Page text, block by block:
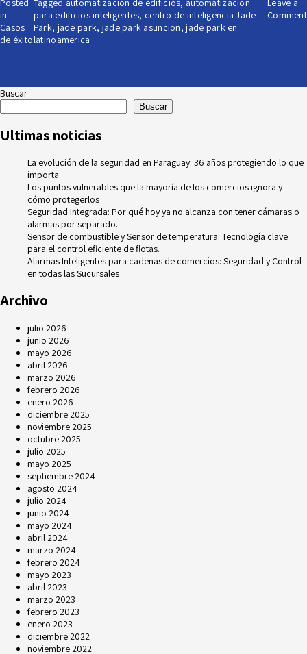
Posted
in
Casos
de éxito
Tagged automatizacion de edificios, automatizacion
para edificios inteligentes, centro de inteligencia Jade
Park, jade park, jade park asuncion,jade park en
latinoamerica
Leave a
Comment
Buscar
Buscar
Ultimas noticias
La evolución de la seguridad en Paraguay: 36 años protegiendo lo que
importa
Los puntos vulnerables que la mayoría de los comercios ignora y
cómo protegerlos
Seguridad Integrada: Por qué hoy ya no alcanza con tener cámaras o
alarmas por separado.
Sensor de combustible y Sensor de temperatura: Tecnología clave
para el control eficiente de flotas.
Alarmas Inteligentes para cadenas de comercios: Seguridad y Control
en todas las Sucursales
Archivo
julio 2026
junio 2026
mayo 2026
abril 2026
marzo 2026
febrero 2026
enero 2026
diciembre 2025
noviembre 2025
octubre 2025
julio 2025
mayo 2025
septiembre 2024
agosto 2024
julio 2024
junio 2024
mayo 2024
abril 2024
marzo 2024
febrero 2024
mayo 2023
abril 2023
marzo 2023
febrero 2023
enero 2023
diciembre 2022
noviembre 2022